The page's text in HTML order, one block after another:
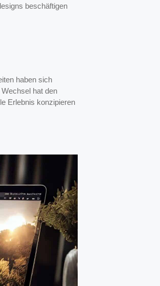
beschäftigen
haben sich
hat den
Erlebnis konzipieren